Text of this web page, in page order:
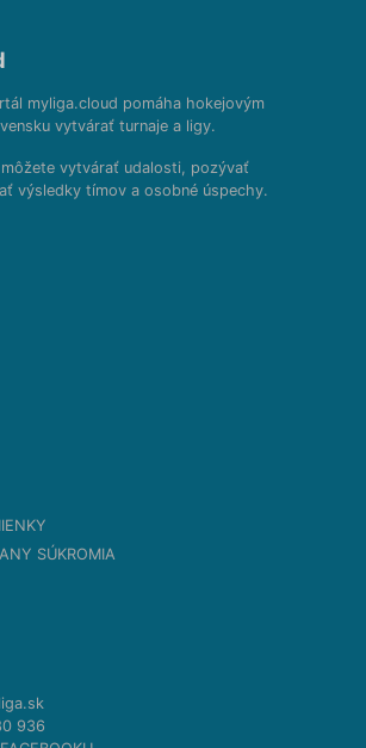
myliga.cloud pomáha hokejovým
vytvárať turnaje a ligy.
vytvárať udalosti, pozývať
výsledky tímov a osobné úspechy.
SÚKROMIA
936